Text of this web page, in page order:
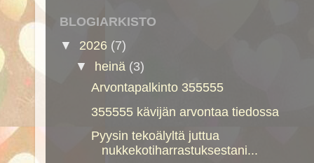
BLOGIARKISTO
▼ 2026 (7)
▼
heinä (3)
Arvontapalkinto 355555
355555 kävijän arvontaa tiedossa
Pyysin tekoälyltä juttua
nukkekotiharrastuksestani...